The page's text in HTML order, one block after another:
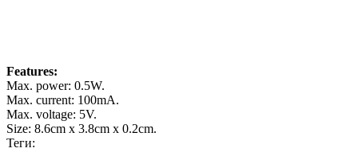
Features:
Max. power: 0.5W.
Max. current: 100mA.
Max. voltage: 5V.
Size: 8.6cm x 3.8cm x 0.2cm.
Теги: